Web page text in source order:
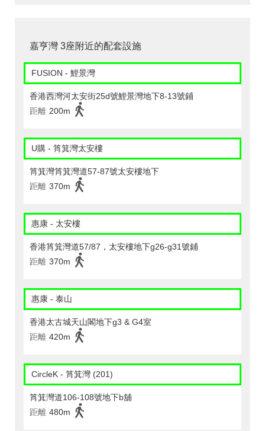
嘉亨灣 3座附近的配套設施
FUSION - 鯉景灣
香港西灣河太安街25d號鯉景灣地下8-13號鋪
距離 200m
U購 - 筲箕灣太安樓
筲箕灣筲箕灣道57-87號太安樓地下
距離 370m
惠康 - 太安樓
香港筲箕灣道57/87，太安樓地下g26-g31號鋪
距離 370m
惠康 - 泰山
香港太古城天山閣地下g3 & G4室
距離 420m
CircleK - 筲箕灣 (201)
筲箕灣道106-108號地下b舖
距離 480m